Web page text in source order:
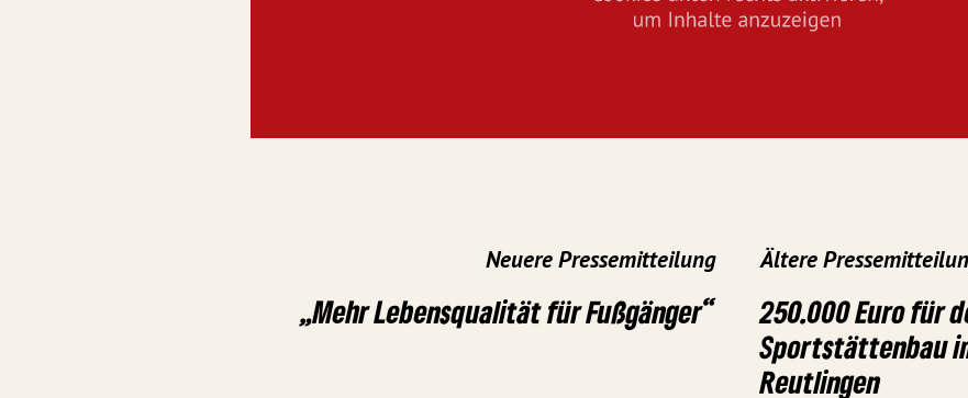
Neuere Pressemitteilung
„Mehr Lebensqualität für Fußgänger“
Ältere
250.000 Euro für
Sportstättenbau
Reutlingen